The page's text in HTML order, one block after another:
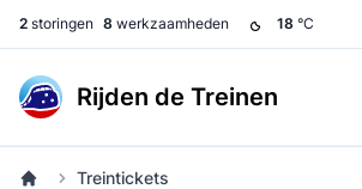
2 storingen 8 werkzaamheden 18 °C
Rijden de Treinen
Treintickets